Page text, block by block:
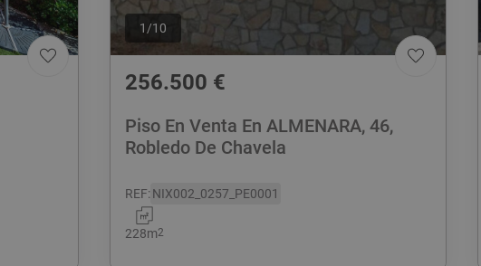
1 /10
256.500 €
Piso En Venta En ALMENARA, 46,
Robledo De Chavela
REF:NIX002_0257_PE0001
228m2